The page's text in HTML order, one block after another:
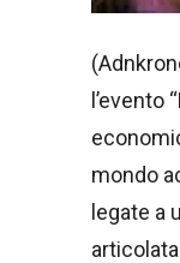
l’evento
mondo
legate a